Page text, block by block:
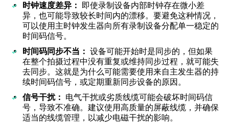
时钟速度差异： 即使录制设备内部时钟存在微小差
异，也可能导致较长时间内的漂移。要避免这种情况，
可以使用主时钟发生器向所有录制设备分配单一稳定的
时间码信号。
时间码同步不当： 设备可能开始时是同步的，但如果
在整个拍摄过程中没有重复或维持同步过程，就可能失
去同步。这就是为什么可能需要使用来自主发生器的持
续时间码信号，或定期重新同步设备的原因。
信号干扰： 电气干扰或劣质线缆可能会破坏时间码信
号，导致不准确。建议使用高质量的屏蔽线缆，并确保
适当的线缆管理，以减少电磁干扰的影响。